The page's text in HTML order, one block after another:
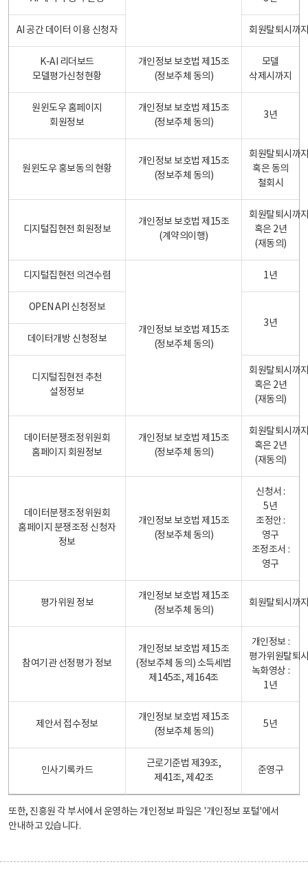
AI 공간 데이터 이용 신청자 회원탈퇴시까
K-AI 리더보드
모델평가신청현황
개인정보 보호법 제15조
(정보주체 동의)
모델
삭제시까지
원윈도우 홈페이지
회원정보
개인정보 보호법 제15조
(정보주체 동의)
3년
원윈도우 홍보동의 현황
개인정보 보호법 제15조
(정보주체 동의)
회원탈퇴시까
혹은 동의
철회시
디지털집현전 회원정보
개인정보 보호법 제15조
(계약의이행)
회원탈퇴시까
혹은 2년
(재동의)
디지털집현전 의견수렴
개인정보 보호법 제15조
(정보주체 동의)
1년
OPEN API 신청정보
3년
데이터개방 신청정보
디지털집현전 추천
설정정보
회원탈퇴시까
혹은 2년
(재동의)
데이터분쟁조정위원회
홈페이지 회원정보
개인정보 보호법 제15조
(정보주체 동의)
회원탈퇴시까
혹은 2년
(재동의)
데이터분쟁조정위원회
홈페이지 분쟁조정 신청자
정보
개인정보 보호법 제15조
(정보주체 동의)
신청서 :
5년
조정안 :
영구
조정조서 :
영구
평가위원 정보
개인정보 보호법 제15조
(정보주체 동의)
회원탈퇴시까
참여기관 선정평가 정보
개인정보 보호법 제15조
(정보주체 동의) 소득세법
제145조, 제164조
개인정보 :
평가위원탈퇴
녹화영상 :
1년
제안서 접수정보
개인정보 보호법 제15조
(정보주체 동의)
5년
인사기록카드
근로기준법 제39조,
제41조, 제42조
준영구
또한, 진흥원 각 부서에서 운영하는 개인정보 파일은 '개인정보 포털'에서
안내하고 있습니다.